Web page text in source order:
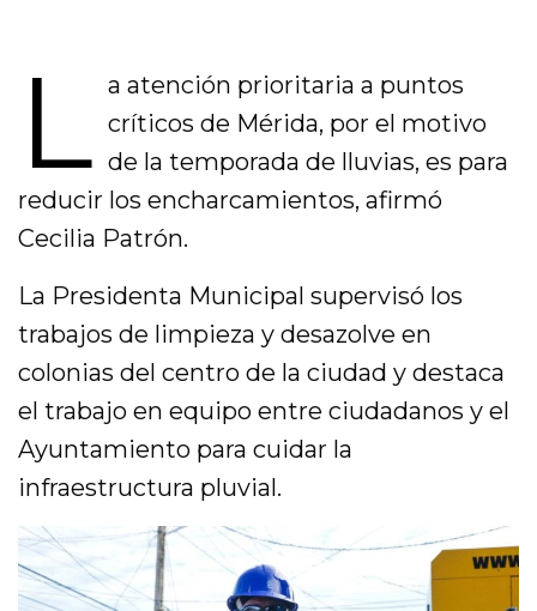
L a atención prioritaria a puntos
críticos de Mérida, por el motivo
de la temporada de lluvias, es para
reducir los encharcamientos, afirmó
Cecilia Patrón.
La Presidenta Municipal supervisó los
trabajos de limpieza y desazolve en
colonias del centro de la ciudad y destaca
el trabajo en equipo entre ciudadanos y el
Ayuntamiento para cuidar la
infraestructura pluvial.